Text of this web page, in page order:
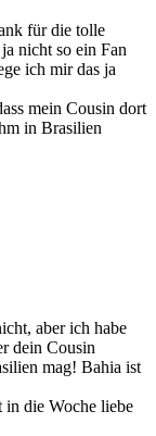
für die tolle
nicht so ein Fan
ich mir das ja
mein Cousin dort
in Brasilien
aber ich habe
dein Cousin
mag! Bahia ist
in die Woche liebe